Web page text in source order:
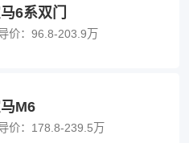
6系双门
价： 96.8-203.9万
M6
价： 178.8-239.5万